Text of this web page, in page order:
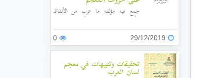
جمع فيه مؤلفه ما عرب من الألفاظ
الأعجمية، وحرص على أن يبين اللغات
التي أُخذَ منها، وأصول هذه الألفاظ في
تلك اللغات، وسند الأقوال إلى أصحابها.29/12/2019
0
تحقيقات وتنبيهات في معجم
لسان العرب